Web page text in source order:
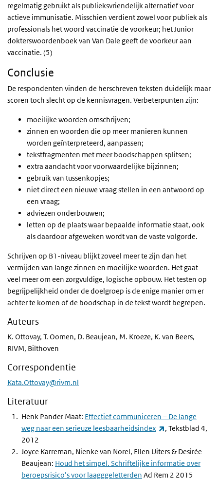
regelmatig gebruikt als publieksvriendelijk alternatief voor
actieve immunisatie. Misschien verdient zowel voor publiek als
professionals het woord vaccinatie de voorkeur; het Junior
dokterswoordenboek van Van Dale geeft de voorkeur aan
vaccinatie. (5)
Conclusie
De respondenten vinden de herschreven teksten duidelijk maar
scoren toch slecht op de kennisvragen. Verbeterpunten zijn:
moeilijke woorden omschrijven;
zinnen en woorden die op meer manieren kunnen
worden geïnterpreteerd, aanpassen;
tekstfragmenten met meer boodschappen splitsen;
extra aandacht voor voorwaardelijke bijzinnen;
gebruik van tussenkopjes;
niet direct een nieuwe vraag stellen in een antwoord op
een vraag;
adviezen onderbouwen;
letten op de plaats waar bepaalde informatie staat, ook
als daardoor afgeweken wordt van de vaste volgorde.
Schrijven op B1-niveau blijkt zoveel meer te zijn dan het
vermijden van lange zinnen en moeilijke woorden. Het gaat
veel meer om een zorgvuldige, logische opbouw. Het testen op
begrijpelijkheid onder de doelgroep is de enige manier om er
achter te komen of de boodschap in de tekst wordt begrepen.
Auteurs
K. Ottovay, T. Oomen, D. Beaujean, M. Kroeze, K. van Beers,
RIVM, Bilthoven
Correspondentie
Kata.Ottovay@rivm.nl
Literatuur
Henk Pander Maat: Effectief communiceren – De lange
weg naar een serieuze leesbaarheidsindex
(externe link)
, Tekstblad 4,
2012
Joyce Karreman, Nienke van Norel, Ellen Uiters & Desirée
Beaujean: Houd het simpel. Schriftelijke informatie over
beroepsrisico’s voor laagggeletterden Ad Rem 2 2015